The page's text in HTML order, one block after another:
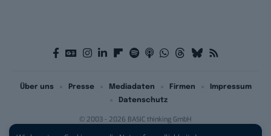
© 2003 - 2026 BASIC thinking GmbH
Über uns Presse Mediadaten Firmen
Impressum
Datenschutz